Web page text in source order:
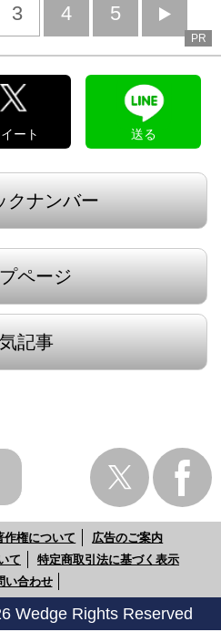
3 4 5
へ
PR
ート 送る
クナンバー
ページ
記事
作権について
広告のご案内
て
特定商取引法に基づく表示
い合わせ
Wedge Rights Reserved